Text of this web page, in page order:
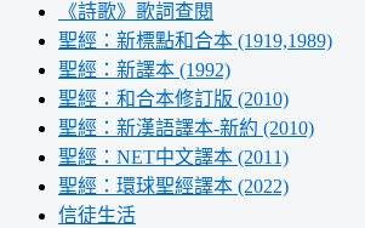
《詩歌》歌詞查閱
聖經：新標點和合本 (1919,1989)
聖經：新譯本 (1992)
聖經：和合本修訂版 (2010)
聖經：新漢語譯本-新約 (2010)
聖經：NET中文譯本 (2011)
聖經：環球聖經譯本 (2022)
信徒生活